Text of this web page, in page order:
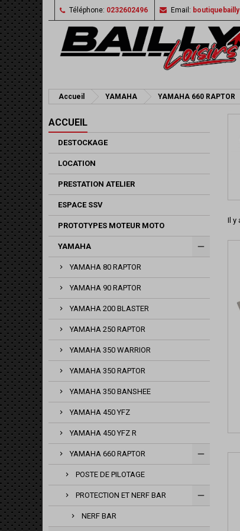
Téléphone: 0232602496 Email:
Accueil YAMAHA YAMAHA 660 RAPTOR
ACCUEIL
DESTOCKAGE
LOCATION
PRESTATION ATELIER
ESPACE SSV
PROTOTYPES MOTEUR MOTO
YAMAHA
YAMAHA 80 RAPTOR
YAMAHA 90 RAPTOR
YAMAHA 200 BLASTER
YAMAHA 250 RAPTOR
YAMAHA 350 WARRIOR
YAMAHA 350 RAPTOR
YAMAHA 350 BANSHEE
YAMAHA 450 YFZ
YAMAHA 450 YFZ R
YAMAHA 660 RAPTOR
POSTE DE PILOTAGE
PROTECTION ET NERF BAR
NERF BAR
Il y